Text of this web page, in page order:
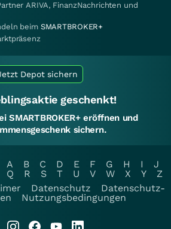
ARIVA, FinanzNachrichten und
beim SMARTBROKER+
Depot sichern
geschenkt!
SMARTBROKER+ eröffnen und
sichern.
A B C D E F G H I
J
Q R S T U V W X Y
Z
Datenschutz
Datenschutz-
Nutzungsbedingungen